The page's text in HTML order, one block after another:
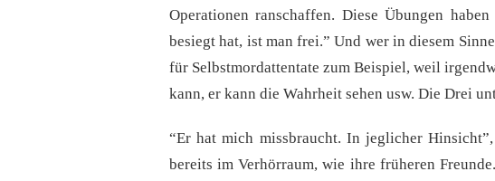
Operationen ranschaffen. Diese Übungen
besiegt hat, ist man frei.” Und wer in diesem
für Selbstmordattentate zum Beispiel, weil
kann, er kann die Wahrheit sehen usw. Die Drei
“Er hat mich missbraucht. In jeglicher
bereits im Verhörraum, wie ihre früheren